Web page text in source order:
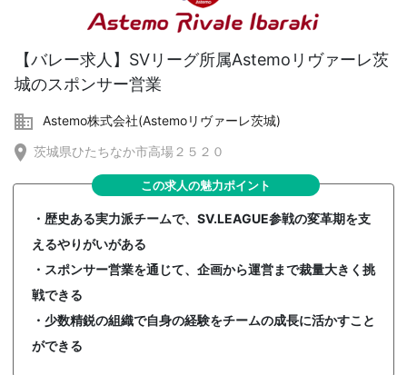
【バレー求人】SVリーグ所属Astemoリヴァーレ茨
城のスポンサー営業
Astemo株式会社(Astemoリヴァーレ茨城)
茨城県ひたちなか市高場２５２０
この求人の魅力ポイント
・歴史ある実力派チームで、SV.LEAGUE参戦の変革期を支
えるやりがいがある
・スポンサー営業を通じて、企画から運営まで裁量大きく挑
戦できる
・少数精鋭の組織で自身の経験をチームの成長に活かすこと
ができる